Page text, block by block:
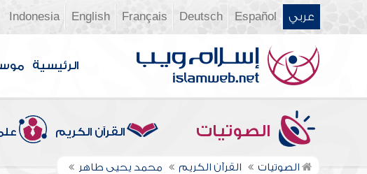
عربي Español
Deutsch
Français
English
Indonesia
الرئيسية
الصوتيات القرآن الكريم
الصوتيات القرآن الكريم محمد يحيى طاهر